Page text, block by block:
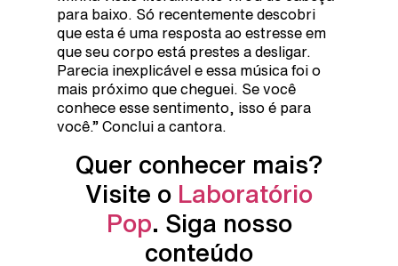
para baixo. Só recentemente descobri
que esta é uma resposta ao estresse em
que seu corpo está prestes a desligar.
Parecia inexplicável e essa música foi o
mais próximo que cheguei. Se você
conhece esse sentimento, isso é para
você.” Conclui a cantora.
Quer conhecer mais?
Visite o Laboratório
Pop. Siga nosso
conteúdo